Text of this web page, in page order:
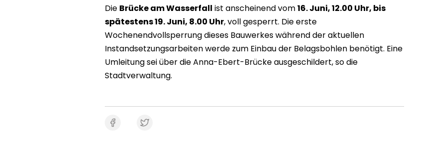
Die Brücke am Wasserfall ist anscheinend vom16. Juni, 12.00 Uhr, bis
spätestens 19. Juni, 8.00 Uhr, voll gesperrt. Die erste
Wochenendvollsperrung dieses Bauwerkes während der aktuellen
Instandsetzungsarbeiten werde zum Einbau der Belagsbohlen benötigt. Eine
Umleitung sei über die Anna-Ebert-Brücke ausgeschildert, so die
Stadtverwaltung.